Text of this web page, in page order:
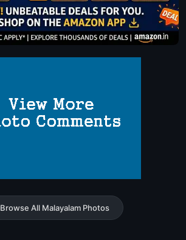
Browse All Malayalam Photos